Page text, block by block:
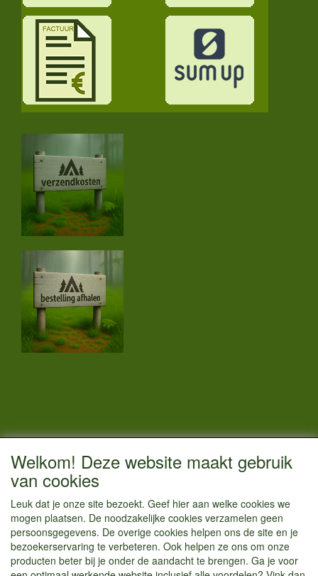
CONTACTGEGEVENS
Vestigingsadres:
Hoofdweg 36
1433 JW Kudelstaart
info@kamperenenzo.nl
Tel : 06 125 82 112
Welkom! Deze website maakt gebruik
van cookies
Leuk dat je onze site bezoekt. Geef hier aan welke cookies we
mogen plaatsen. De noodzakelijke cookies verzamelen geen
persoonsgegevens. De overige cookies helpen ons de site en je
bezoekerservaring te verbeteren. Ook helpen ze ons om onze
producten beter bij je onder de aandacht te brengen. Ga je voor